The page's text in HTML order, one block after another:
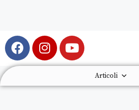
Articoli